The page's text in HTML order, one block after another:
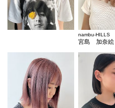
nambu-HILLS
宮島 加奈絵